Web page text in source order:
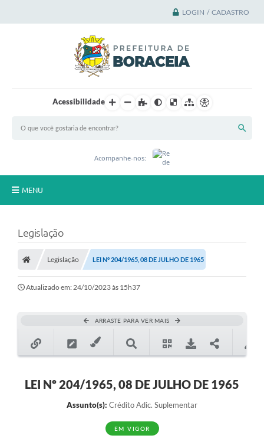
LOGIN / CADASTRO
Acessibilidade
Acompanhe-nos:
MENU
A Cidade
A Prefeitura
Notícias
Serviços Online
Multimídia
Legislação
Legislação LEI Nº 204/1965, 08 DE JULHO DE 1965
Atualizado em: 24/10/2023 às 15h37
ARRASTE PARA VER MAIS
LEI Nº 204/1965, 08 DE JULHO DE 1965
Assunto(s): Crédito Adic. Suplementar
EM VIGOR